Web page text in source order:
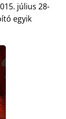
július 28-
egyik